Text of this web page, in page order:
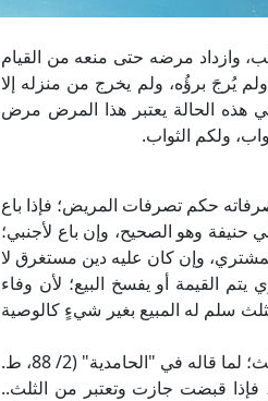
وازداد مرضه حتى منعه من القيام
يُرجَ برؤُه، ولم يخرج من منزله إلا
هذه الحالة يعتبر هذا المرض مرض
ولكم الثواب.
حكم تصرفات المريض؛ فإذا باع
حنيفة وهو الصحيح، وإن باع لأجنبي؛
وإن كان عليه دين مستغرق لا
القيمة أو يفسخ البيع؛ لأن وفاء
سلم له المبيع بغير شيءٍ كالوصية
، وتعتبر من الثلث؛ لما قاله في "الحامدية" (2/ 88، ط.
فإذا قبضت جازت وتعتبر من الثلث..